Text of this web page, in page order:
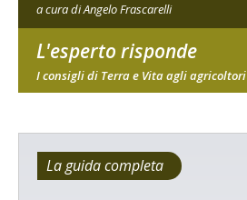
a cura di Angelo Frascarelli
L'esperto risponde
I consigli di Terra e Vita agli agricoltori
La guida completa